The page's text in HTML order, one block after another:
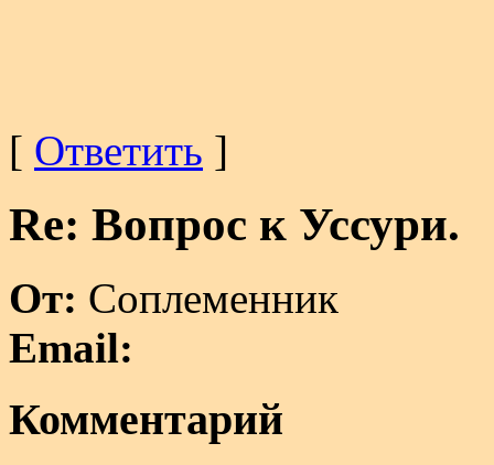
[ Ответить ]
Re: Вопрос к Уссури.
От: Соплеменник
Email:
Комментарий